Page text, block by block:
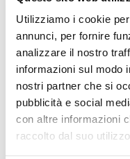
Utilizziamo i cookie
annunci, per fornire
analizzare il nostro
informazioni sul modo
nostri partner che si
pubblicità e social
con altre informazioni
raccolto dal suo
Riferimenti
Nome: Luigi
Cognome: Tortato
Telefono: